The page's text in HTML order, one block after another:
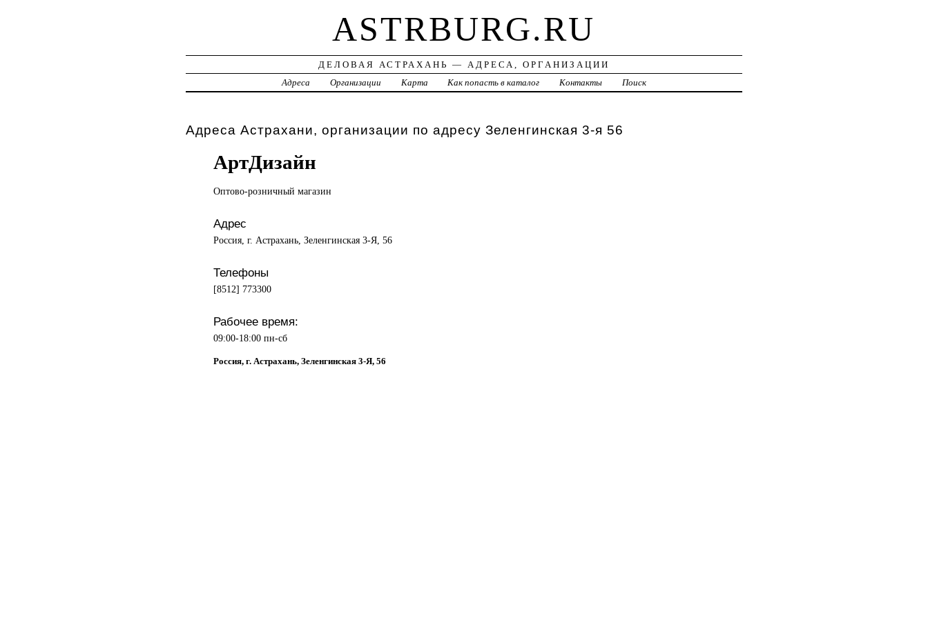
ASTRBURG.RU
ДЕЛОВАЯ АСТРАХАНЬ — АДРЕСА, ОРГАНИЗАЦИИ
Адреса
Организации Карта Как попасть в каталог Контакты Поиск
Адреса Астрахани, организации по адресу Зеленгинская 3-я 56
АртДизайн
Оптово-розничный магазин
Адрес
Россия, г. Астрахань, Зеленгинская 3-Я, 56
Телефоны
[8512] 773300
Рабочее время:
09:00-18:00 пн-сб
Россия, г. Астрахань, Зеленгинская 3-Я, 56